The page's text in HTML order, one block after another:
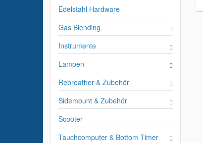
Edelstahl Hardware
Gas Blending
Instrumente
Lampen
Rebreather & Zubehör
Sidemount & Zubehör
Scooter
Tauchcomputer & Bottom Timer